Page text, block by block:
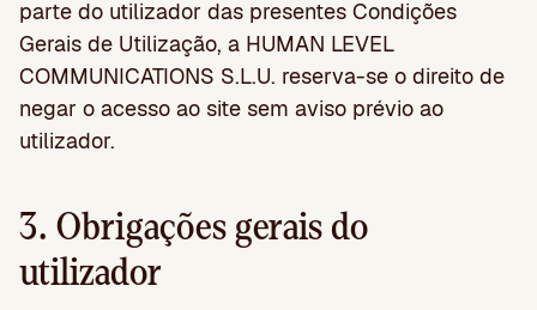
parte do utilizador das presentes Condições
Gerais de Utilização, a HUMAN LEVEL
COMMUNICATIONS S.L.U. reserva-se o direito de
negar o acesso ao site sem aviso prévio ao
utilizador.
3. Obrigações gerais do
utilizador